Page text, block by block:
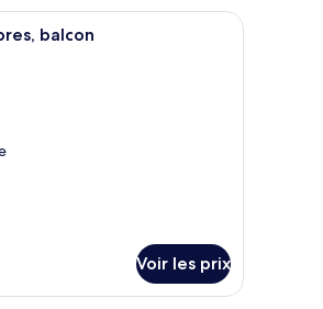
agrémentée d’une plante et une table basse en
Une chambre à coucher avec un lit, des
balcon
Voir les prix